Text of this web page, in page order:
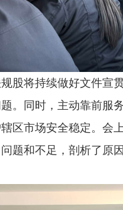
股将持续做好文件宣
。同时，主动靠前服
区市场安全稳定。会
题和不足，剖析了原